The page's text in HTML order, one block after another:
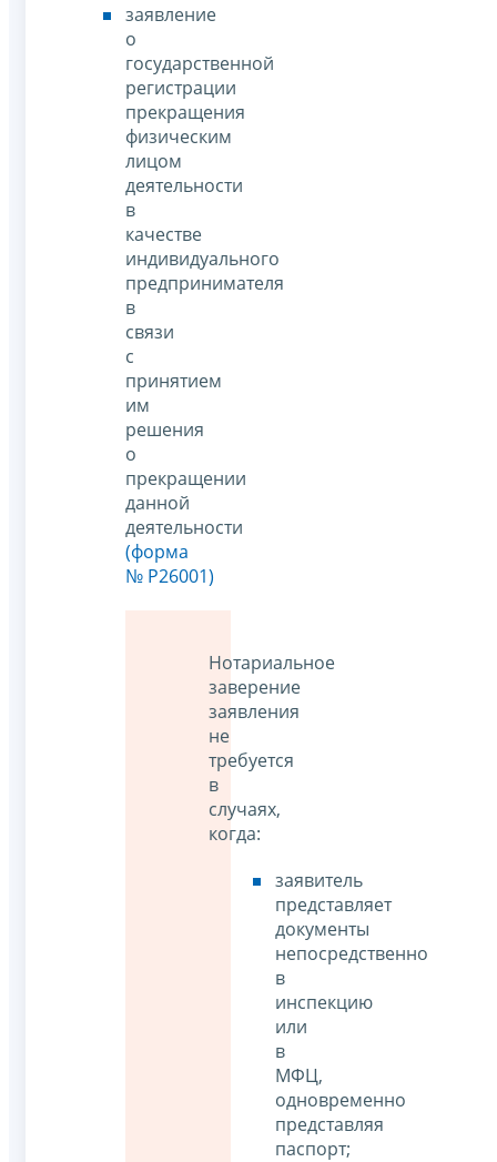
заявление
о
государственной
регистрации
прекращения
физическим
лицом
деятельности
в
качестве
индивидуального
предпринимателя
в
связи
с
принятием
им
решения
о
прекращении
данной
деятельности
(форма
№ Р26001)
Нотариальное
заверение
заявления
не
требуется
в
случаях,
когда:
заявитель
представляет
документы
непосредственно
в
инспекцию
или
в
МФЦ,
одновременно
представляя
паспорт;